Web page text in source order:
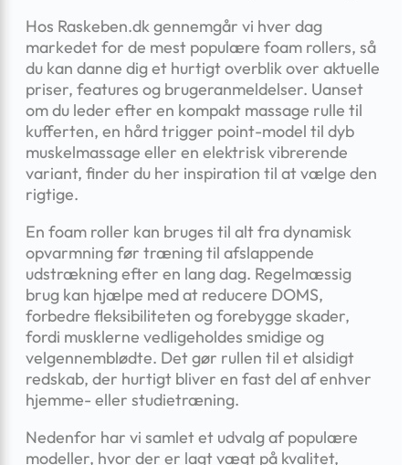
Hos Raskeben.dk gennemgår vi hver dag
markedet for de mest populære foam rollers, så
du kan danne dig et hurtigt overblik over aktuelle
priser, features og brugeranmeldelser. Uanset
om du leder efter en kompakt massage rulle til
kufferten, en hård trigger point-model til dyb
muskelmassage eller en elektrisk vibrerende
variant, finder du her inspiration til at vælge den
rigtige.
En foam roller kan bruges til alt fra dynamisk
opvarmning før træning til afslappende
udstrækning efter en lang dag. Regelmæssig
brug kan hjælpe med at reducere DOMS,
forbedre fleksibiliteten og forebygge skader,
fordi musklerne vedligeholdes smidige og
velgennemblødte. Det gør rullen til et alsidigt
redskab, der hurtigt bliver en fast del af enhver
hjemme- eller studietræning.
Nedenfor har vi samlet et udvalg af populære
modeller, hvor der er lagt vægt på kvalitet,